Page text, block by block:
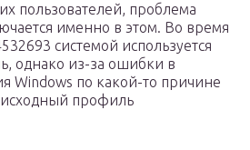
пользователей, проблема
именно в этом. Во время
системой используется
однако из-за ошибки в
Windows по какой-то причине
исходный профиль